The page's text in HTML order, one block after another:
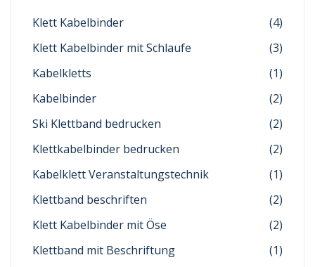
Klett Kabelbinder
(4)
Klett Kabelbinder mit Schlaufe
(3)
Kabelkletts
(1)
Kabelbinder
(2)
Ski Klettband bedrucken
(2)
Klettkabelbinder bedrucken
(2)
Kabelklett Veranstaltungstechnik
(1)
Klettband beschriften
(2)
Klett Kabelbinder mit Öse
(2)
Klettband mit Beschriftung
(1)